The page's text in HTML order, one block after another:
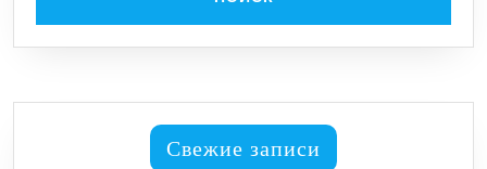
Свежие записи